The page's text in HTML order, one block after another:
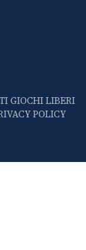
GIOCHI LIBERI
POLICY